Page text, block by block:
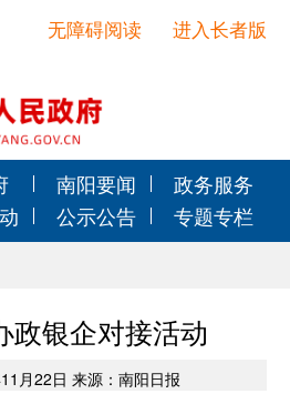
进入长者版
无障碍阅读
南阳要闻
政务服务
公示公告
专题专栏
政银企对接活动
月22日 来源：南阳日报